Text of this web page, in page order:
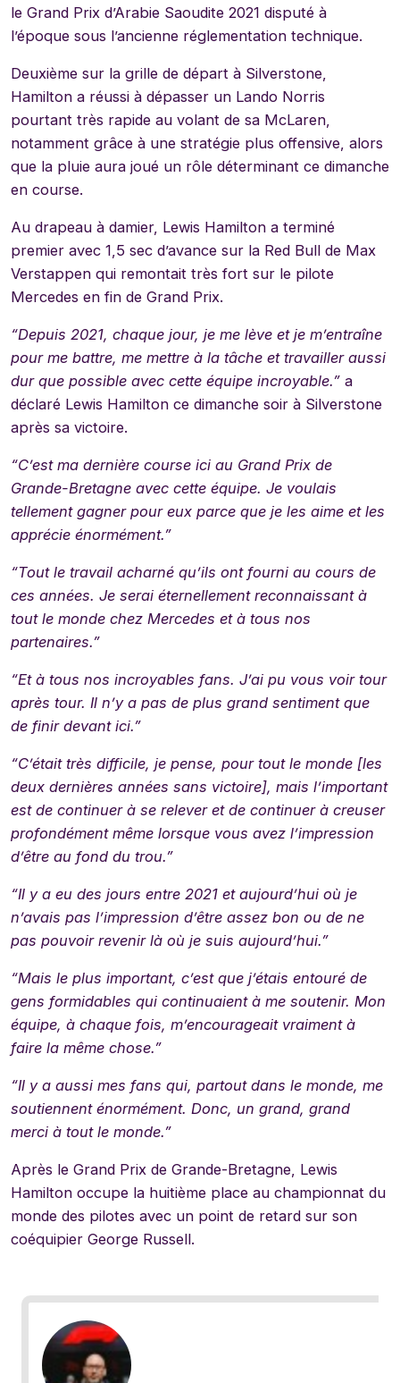
le Grand Prix d’Arabie Saoudite 2021 disputé à
l’époque sous l’ancienne réglementation technique.
Deuxième sur la grille de départ à Silverstone,
Hamilton a réussi à dépasser un Lando Norris
pourtant très rapide au volant de sa McLaren,
notamment grâce à une stratégie plus offensive, alors
que la pluie aura joué un rôle déterminant ce dimanche
en course.
Au drapeau à damier, Lewis Hamilton a terminé
premier avec 1,5 sec d’avance sur la Red Bull de Max
Verstappen qui remontait très fort sur le pilote
Mercedes en fin de Grand Prix.
“Depuis 2021, chaque jour, je me lève et je m’entraîne
pour me battre, me mettre à la tâche et travailler aussi
dur que possible avec cette équipe incroyable.” a
déclaré Lewis Hamilton ce dimanche soir à Silverstone
après sa victoire.
“C’est ma dernière course ici au Grand Prix de
Grande-Bretagne avec cette équipe. Je voulais
tellement gagner pour eux parce que je les aime et les
apprécie énormément.”
“Tout le travail acharné qu’ils ont fourni au cours de
ces années. Je serai éternellement reconnaissant à
tout le monde chez Mercedes et à tous nos
partenaires.”
“Et à tous nos incroyables fans. J’ai pu vous voir tour
après tour. Il n’y a pas de plus grand sentiment que
de finir devant ici.”
“C’était très difficile, je pense, pour tout le monde [les
deux dernières années sans victoire], mais l’important
est de continuer à se relever et de continuer à creuser
profondément même lorsque vous avez l’impression
d’être au fond du trou.”
“Il y a eu des jours entre 2021 et aujourd’hui où je
n’avais pas l’impression d’être assez bon ou de ne
pas pouvoir revenir là où je suis aujourd’hui.”
“Mais le plus important, c’est que j’étais entouré de
gens formidables qui continuaient à me soutenir. Mon
équipe, à chaque fois, m’encourageait vraiment à
faire la même chose.”
“Il y a aussi mes fans qui, partout dans le monde, me
soutiennent énormément. Donc, un grand, grand
merci à tout le monde.”
Après le Grand Prix de Grande-Bretagne, Lewis
Hamilton occupe la huitième place au championnat du
monde des pilotes avec un point de retard sur son
coéquipier George Russell.